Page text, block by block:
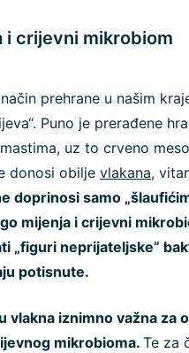
i crijevni mikrobiom
prehrane u našim
Puno je prerađene
uz to crveno
donosi obilje vlakana,
doprinosi samo
mijenja i crijevni
„figuri neprijateljske”
potisnute.
vlakna iznimno važna za
mikrobioma.Te za